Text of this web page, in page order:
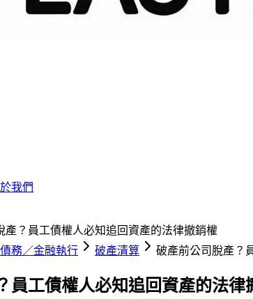
我們
產？員工債權人必知追回資產的法律撤銷權
務／金融執行 破產清算 破產前公司脫產？
員工債權人必知追回資產的法律